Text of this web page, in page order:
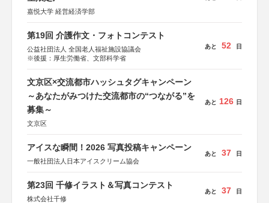
嘉悦大学 経営経済学部
第19回 介護作文・フォトコンテスト
公益社団法人 全国老人福祉施設協議会
※後援：厚生労働省、文部科学省
あと 52 日
文京区×交流都市ハッシュタグキャンペーン
～あなたがみつけた交流都市の“つながる”を
募集～
文京区
あと 126 日
アイスな瞬間！2026 写真投稿キャンペーン
一般社団法人日本アイスクリーム協会
あと 37 日
第23回 千修イラスト＆写真コンテスト
株式会社千修
あと 37 日